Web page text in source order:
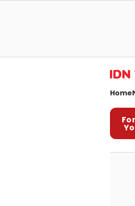
Home
For